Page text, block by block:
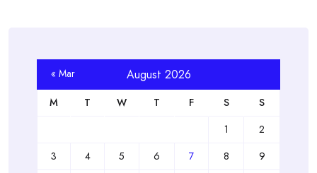
August 2026
M T W T F S
S
1
2
3
4 5 6 7 8
9
« Mar